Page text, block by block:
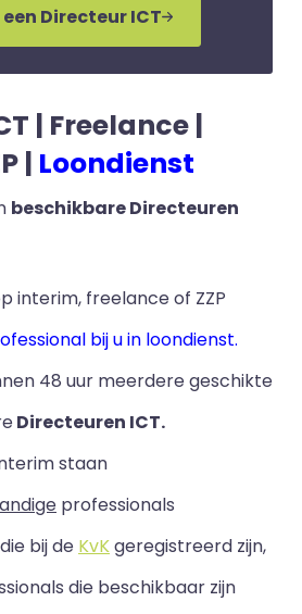
een Directeur ICT
| Freelance |
| Loondienst
beschikbare Directeuren
interim, freelance of ZZP
bij u in loondienst.
48 uur meerdere geschikte
Directeuren ICT.
staan
professionals
bij de KvKgeregistreerd zijn,
die beschikbaar zijn